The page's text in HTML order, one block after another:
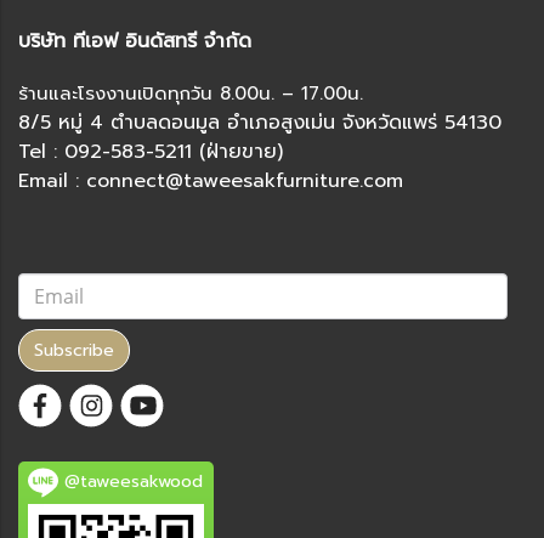
บริษัท ทีเอฟ อินดัสทรี จำกัด
ร้านและโรงงานเปิดทุกวัน 8.00น. – 17.00น.
8/5 หมู่ 4 ตำบลดอนมูล อำเภอสูงเม่น จังหวัดแพร่ 54130
Tel : 092-583-5211 (ฝ่ายขาย)
Email : connect@taweesakfurniture.com
Subscribe
@taweesakwood